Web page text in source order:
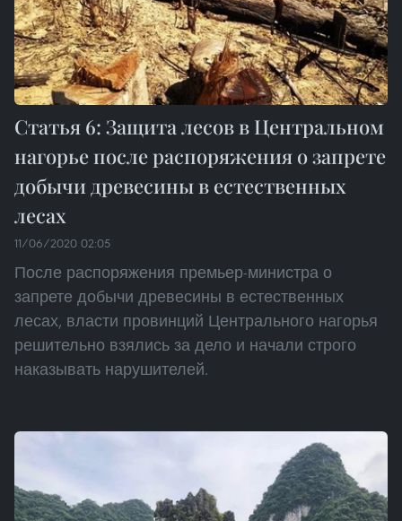
Статья 6: Защита лесов в Центральном
нагорье после распоряжения о запрете
добычи древесины в естественных
лесах
11/06/2020 02:05
После распоряжения премьер-министра о
запрете добычи древесины в естественных
лесах, власти провинций Центрального нагорья
решительно взялись за дело и начали строго
наказывать нарушителей.